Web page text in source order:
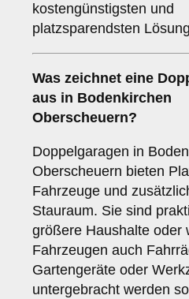
kostengünstigsten und
platzsparendsten
Was zeichnet eine
aus in Bodenkirchen
Oberscheuern?
Doppelgaragen in
Oberscheuern bieten
Fahrzeuge und
Stauraum. Sie sind
größere Haushalte oder
Fahrzeugen auch
Gartengeräte oder
untergebracht werden